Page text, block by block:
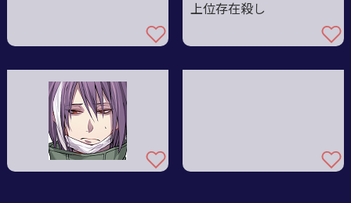
上位存在殺し